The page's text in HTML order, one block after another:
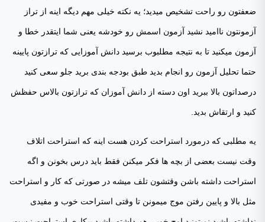
ضعفتون رو راحت تشخیص میدید؛ یه نکته خیلی مهم دیگه اینه از تراز
آزمونتون ناامید نشید آزمون اسمش رو خودشه یعنی شما ایتقدر خطا و
آزمون میکنید تا به نتیجه مطلبوب برسید دانش آموزایی که ترازتون پایینه
حتما تحلیل آزمون رو انجام بدید طبق بودجه بندی برید جلو سعی کنید
درصداتون بالا ببرید اون دسته از دانش آموزان که ترازتون بالاس حفظش
کنید و ارتقاش بدید.
یه مطلبی که درمورد استراحت کردن هست اینه که استراحت اتلاف
وقت نیست بعضی از بچه ها فکر میکنن فقط باید درس بخونن و اگه
استراحت داشته باشن وقتشون تلف میشه در صورتی که کار و استراحت
مثل بالا و پایین رفتن موج میمونن تا وقتی استراحت خوب و مفیدی